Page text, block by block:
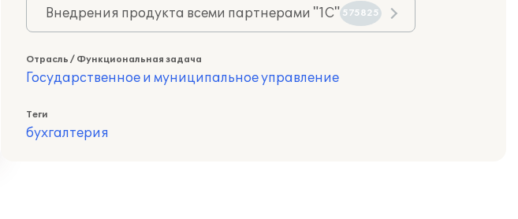
Внедрения продукта всеми партнерами "1С" 575825
Отрасль / Функциональная задача
Государственное и муниципальное управление
Теги
бухгалтерия